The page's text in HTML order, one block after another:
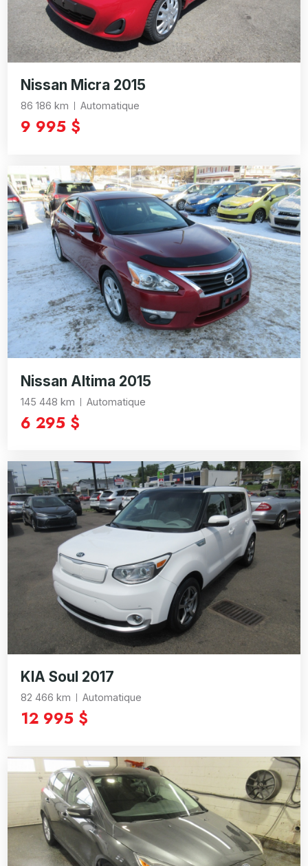
Nissan Micra 2015
86 186 km Automatique
9 995 $
Nissan Altima 2015
145 448 km Automatique
6 295 $
KIA Soul 2017
82 466 km Automatique
12 995 $